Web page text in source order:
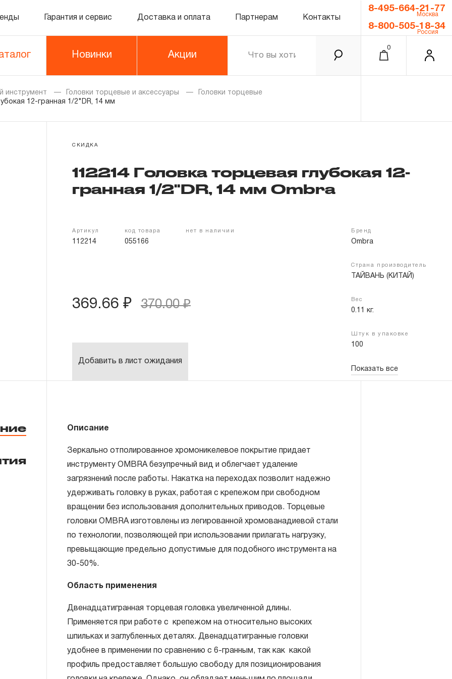
Гарантия и сервис Доставка и оплата Партнерам Контакты
8-495-664-21-77
Москва
8-800-505-18-34
Россия
Новинки Акции
0
Итого
Регистрация
инструмент Головки торцевые и аксессуары
Головки торцевые
12-гранная 1/2"DR, 14 мм
СКИДКА
112214 Головка торцевая глубокая 12-
гранная 1/2"DR, 14 мм Ombra
Артикул
112214
код товара
055166
нет в наличии Бренд
Ombra
Страна производитель
ТАЙВАНЬ (КИТАЙ)
Вес
0.11 кг.
Штук в упаковке
100
Показать все
369.66 ₽ 370.00 ₽
Добавить в лист ожидания
Описание
Зеркально отполированное хромоникелевое покрытие придает
инструменту OMBRA безупречный вид и облегчает удаление
загрязнений после работы. Накатка на переходах позволит надежно
удерживать головку в руках, работая с крепежом при свободном
вращении без использования дополнительных приводов. Торцевые
головки OMBRA изготовлены из легированной хромованадиевой стали
по технологии, позволяющей при использовании прилагать нагрузку,
превыщающие предельно допустимые для подобного инструмента на
30-50%.
Область применения
Двенадцатигранная торцевая головка увеличенной длины.
Применяется при работе с крепежом на относительно высоких
шпильках и заглубленных деталях. Двенадцатигранные головки
удобнее в применении по сравнению с 6-гранным, так как какой
профиль предоставляет большую свободу для позиционирования
ГАРАНТИЙНЫЕ ОБЯЗАТЕЛЬСТВА.
Понятие «ПОЖИЗНЕННАЯ ГАРАНТИЯ».
технической экспертизы было установлено, что производитель
нарушал технологию в процессе его производства.
1.2 «ПОЖИЗНЕННАЯ ГАРАНТИЯ» предоставляется при условии
соблюдения покупателем (потребителем) правил эксплуатации,
обслуживания, транспортировки и хранения, применяемых для ручного
слесарно-монтажного инструмента.